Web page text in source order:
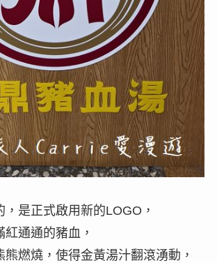
是正式啟用新的LOGO，
通通的豬血，
熊燃燒，使得金黃湯汁翻滾湧動，